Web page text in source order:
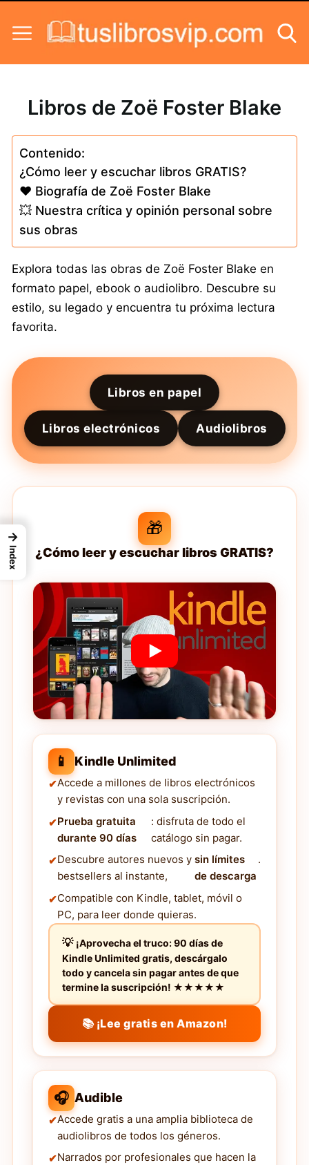
Libros de Zoë Foster Blake
Contenido:
¿Cómo leer y escuchar libros GRATIS?
❤️ Biografía de Zoë Foster Blake
💥 Nuestra crítica y opinión personal sobre
sus obras
Explora todas las obras de Zoë Foster Blake en
formato papel, ebook o audiolibro. Descubre su
estilo, su legado y encuentra tu próxima lectura
favorita.
Libros en papel
Libros electrónicos Audiolibros
🎁
¿Cómo leer y escuchar libros GRATIS?
📱 Kindle Unlimited
Accede a millones de libros electrónicos
y revistas con una sola suscripción.
Prueba gratuita
durante 90 días
: disfruta de todo el
catálogo sin pagar.
Descubre autores nuevos y
bestsellers al instante,
sin límites
de descarga
.
Compatible con Kindle, tablet, móvil o
PC, para leer donde quieras.
¡Aprovecha el truco: 90 días de
Kindle Unlimited gratis, descárgalo
todo y cancela sin pagar antes de que
termine la suscripción! ★★★★★
📚 ¡Lee gratis en Amazon!
🎧 Audible
Accede gratis a una amplia biblioteca de
audiolibros de todos los géneros.
Narrados por profesionales que hacen la
→
Index